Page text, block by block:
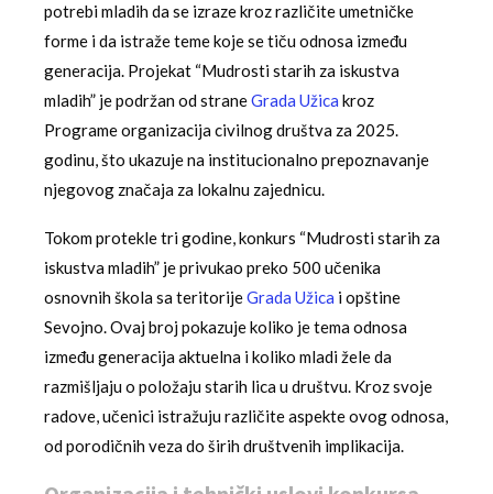
potrebi mladih da se izraze kroz različite umetničke
forme i da istraže teme koje se tiču odnosa između
generacija. Projekat “Mudrosti starih za iskustva
mladih” je podržan od straneGrada Užica kroz
Programe organizacija civilnog društva za 2025.
godinu, što ukazuje na institucionalno prepoznavanje
njegovog značaja za lokalnu zajednicu.
Tokom protekle tri godine, konkurs “Mudrosti starih za
iskustva mladih” je privukao preko 500 učenika
osnovnih škola sa teritorijeGrada Užica i opštine
Sevojno. Ovaj broj pokazuje koliko je tema odnosa
između generacija aktuelna i koliko mladi žele da
razmišljaju o položaju starih lica u društvu. Kroz svoje
radove, učenici istražuju različite aspekte ovog odnosa,
od porodičnih veza do širih društvenih implikacija.